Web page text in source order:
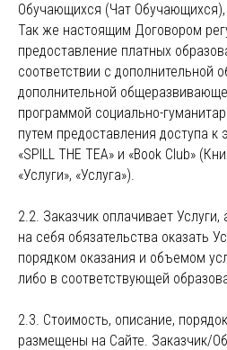
Обучающихся (Чат Обучающихся),
Так же настоящим Договором
предоставление платных
соответствии с дополнительной
дополнительной
программой социально-
путем предоставления доступа
«SPILL THE TEA» и «Book Club»
«Услуги», «Услуга»).
2.2. Заказчик оплачивает
на себя обязательства оказать
порядком оказания и объемом
либо в соответствующей
2.3. Стоимость, описание,
размещены на Сайте. Заказчик/